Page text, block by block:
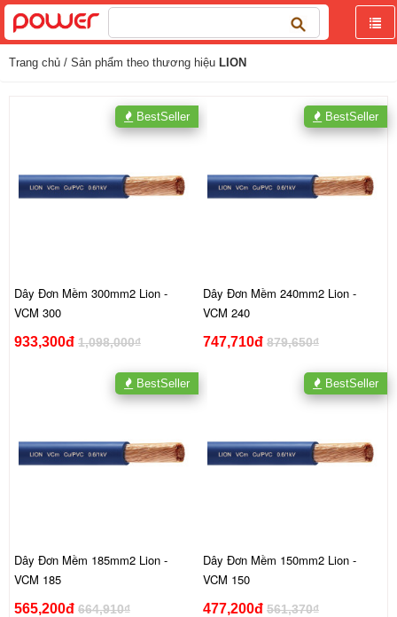
Tìm
kiếm
Trang chủ / Sản phẩm theo thương hiệu LION
Dây Đơn Mềm 300mm2 Lion -
VCM 300
933,300đ 1,098,000₫
BestSeller
Dây Đơn Mềm 240mm2 Lion -
VCM 240
747,710đ 879,650₫
BestSeller
Dây Đơn Mềm 185mm2 Lion -
VCM 185
565,200đ 664,910₫
BestSeller
Dây Đơn Mềm 150mm2 Lion -
VCM 150
477,200đ 561,370₫
BestSeller